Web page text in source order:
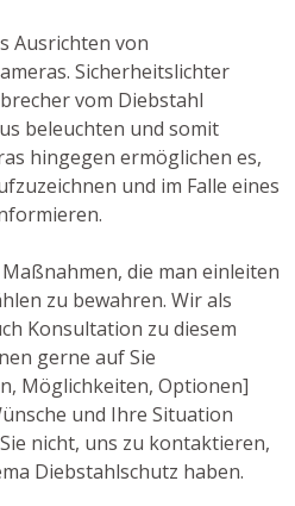
Ausrichten von
Sicherheitslichter
vom Diebstahl
beleuchten und somit
hingegen ermöglichen es,
und im Falle eines
die man einleiten
zu bewahren. Wir als
Konsultation zu diesem
gerne auf Sie
Möglichkeiten, Optionen]
und Ihre Situation
nicht, uns zu kontaktieren,
Diebstahlschutz haben.